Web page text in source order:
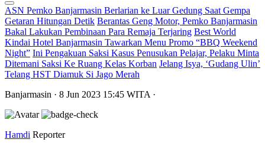
ASN Pemko Banjarmasin Berlarian ke Luar Gedung Saat Gempa
Getaran Hitungan Detik Berantas Geng Motor, Pemko Banjarmasin
Bakal Lakukan Pembinaan Para Remaja Terjaring Best World
Kindai Hotel Banjarmasin Tawarkan Menu Promo “BBQ Weekend
Night” Ini Pengakuan Saksi Kasus Penusukan Pelajar, Pelaku Minta
Ditemani Saksi Ke Ruang Kelas Korban Jelang Isya, ‘Gudang Ulin’
Telang HST Diamuk Si Jago Merah
Banjarmasin · 8 Jun 2023 15:45 WITA ·
Hamdi Reporter